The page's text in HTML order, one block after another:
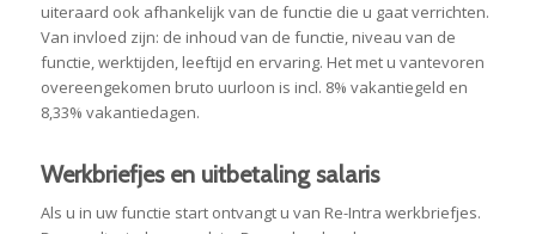
uiteraard ook afhankelijk van de functie die u gaat verrichten.
Van invloed zijn: de inhoud van de functie, niveau van de
functie, werktijden, leeftijd en ervaring. Het met u vantevoren
overeengekomen bruto uurloon is incl. 8% vakantiegeld en
8,33% vakantiedagen.
Werkbriefjes en uitbetaling salaris
Als u in uw functie start ontvangt u van Re-Intra werkbriefjes.